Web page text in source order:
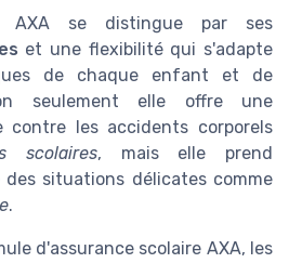
AXA se distingue par ses
et une flexibilité qui s'adapte
de chaque enfant et de
seulement elle offre une
contre les accidents corporels
scolaires, mais elle prend
situations délicates comme
.
d'assurance scolaire AXA, les